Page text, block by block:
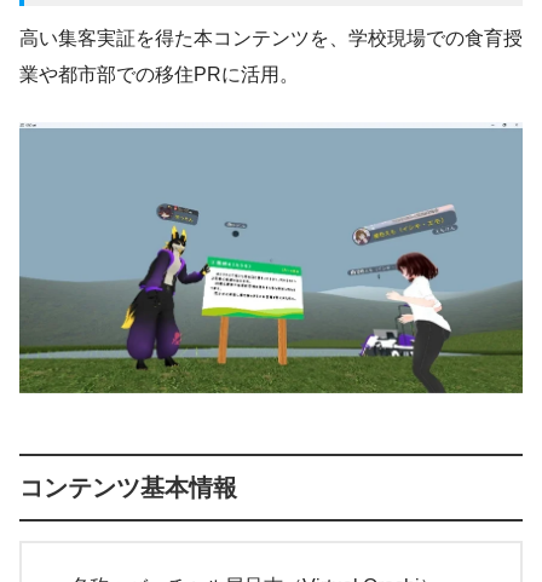
高い集客実証を得た本コンテンツを、学校現場での食育授
業や都市部での移住PRに活用。
コンテンツ基本情報